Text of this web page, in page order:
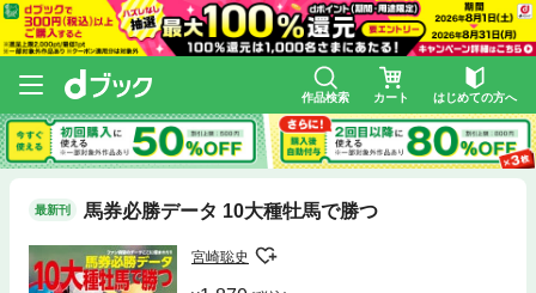
作品検索 カート はじめての方へ
最新刊 馬券必勝データ 10大種牡馬で勝つ
宮崎聡史